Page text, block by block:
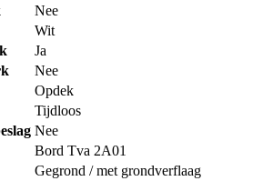
Nee
Wit
Ja
Nee
Opdek
Tijdloos
Nee
Bord Tva 2A01
Gegrond / met grondverflaag